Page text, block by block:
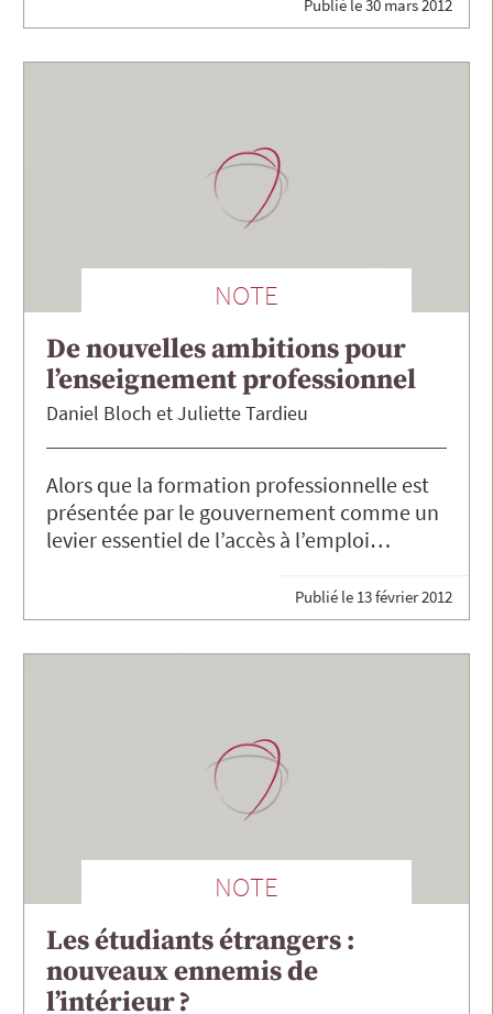
Publié le30 mars 2012
NOTE
De nouvelles ambitions pour
l’enseignement professionnel
Daniel Bloch JulietteTardieu
Alors que la formation professionnelle est
présentée par le gouvernement comme un
levier essentiel de l’accès à l’emploi…
Publié le 13 février 2012
NOTE
Les étudiants étrangers :
nouveaux ennemis de
l’intérieur ?